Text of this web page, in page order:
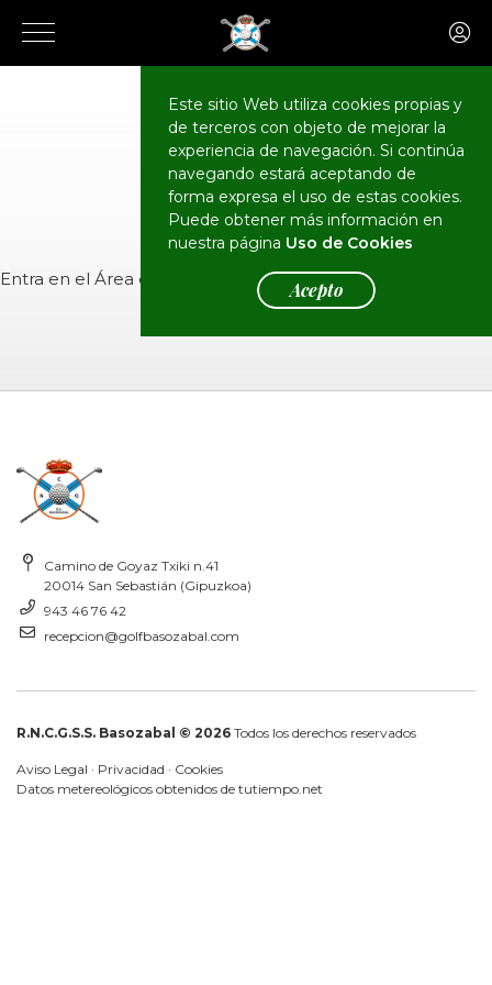
Este sitio Web utiliza cookies propias y
de terceros con objeto de mejorar la
experiencia de navegación. Si continúa
navegando estará aceptando de
forma expresa el uso de estas cookies.
Puede obtener más información en
nuestra página Uso de Cookies
Acepto
CALENDARIO
Eventos
Entra en el Área de Socios para ver el evento.
Camino de Goyaz Txiki n.41
20014 San Sebastián (Gipuzkoa)
943 46 76 42
recepcion@golfbasozabal.com
R.N.C.G.S.S. Basozabal © 2026 Todos los derechos reservados
Aviso Legal · Privacidad · Cookies
Datos metereológicos obtenidos de tutiempo.net